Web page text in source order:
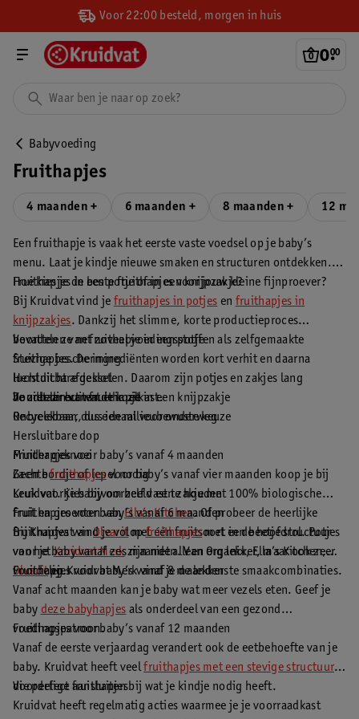
Voor 22:00 besteld, morgen in huis
0.
00
Babyvoeding
Fruithapjes
4 maanden + 6 maanden + 8 maanden + 12
Een fruithapje is vaak het eerste vaste voedsel op je baby’s
menu. Laat je kindje nieuwe smaken en structuren ontdekken.
Hoe kies je de beste fruithapjes voor jouw kleine fijnproever?
Fruithapjes in een potje of in een knijpzakje?
Bij Kruidvat vind je fruithapjes in potjes en fruithapjes in
knijpzakjes. Dankzij het slimme, korte productieproces
bevatten ze net zoveel voedingsstoffen als zelfgemaakte
fruithapjes. De ingrediënten worden kort verhit en daarna
luchtdicht afgesloten. Daarom zijn potjes en zakjes lang
houdbaar buiten de koelkast.
Voordelen van fruithapje in een potje
Stevige bescherming
Hersluitbare deksel
Je ziet direct wat erin zit
Recyclebaar, dus een milieubewuste keuze
Voordelen van fruithapje in een knijpzakje
Onbreekbaar, dus ideaal voor onderweg
Hersluitbare dop
Minder geknoei
Geen bordje of lepel nodig
Leuk voor je baby om zelf vast te houden
Fruithapjes voor baby’s vanaf 4 maanden
Zachtefruithapjesvoor baby’s vanaf vier maanden koop je bij
Kruidvat. Kies bijvoorbeeld een zakje met 100% biologische
fruit en groenten vanElla’s Kitchen. Of probeer de heerlijke
fruithapjes vanOlvaritmet één fruitsoort in de hoofdrol. Potjes
van hetKruidvat Merkzijn niet alleen erg lekker, maar ook zeer
voordelig.
Fruithapjes voor baby’s vanaf 6 maanden
Bij Kruidvat vind je volopfruithapjesmet een beetje structuur
voor je baby vanaf zes maanden. Van Organix, Ella’s Kitchen,
Olvariten Kruidvat Merk vind je de lekkerste smaakcombinaties.
Fruithapjes voor baby’s vanaf 8 maanden
Vanaf acht maanden kan je baby wat meer vezels eten. Geef je
baby deze babyhapjes als onderdeel van een gezond
voedingspatroon.
Fruithapjes voor baby’s vanaf 12 maanden
Vanaf de eerste verjaardag verandert ook de eetbehoefte van je
baby. Kruidvat heeft veelfruithapjes met een stevige structuur
die perfect aansluiten bij wat je kindje nodig heeft.
Voordelige fruithapjes
Kruidvat heeft regelmatig acties waarmee je je voorraadkast